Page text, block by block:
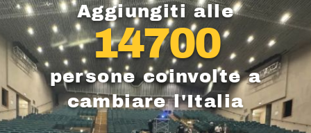
Aggiungiti alle
14700
persone coinvolte a
cambiare l'Italia